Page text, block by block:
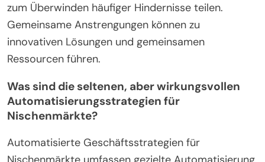
zum Überwinden häufiger Hindernisse teilen.
Gemeinsame Anstrengungen können zu
innovativen Lösungen und gemeinsamen
Ressourcen führen.
Was sind die seltenen, aber wirkungsvollen
Automatisierungsstrategien für
Nischenmärkte?
Automatisierte Geschäftsstrategien für